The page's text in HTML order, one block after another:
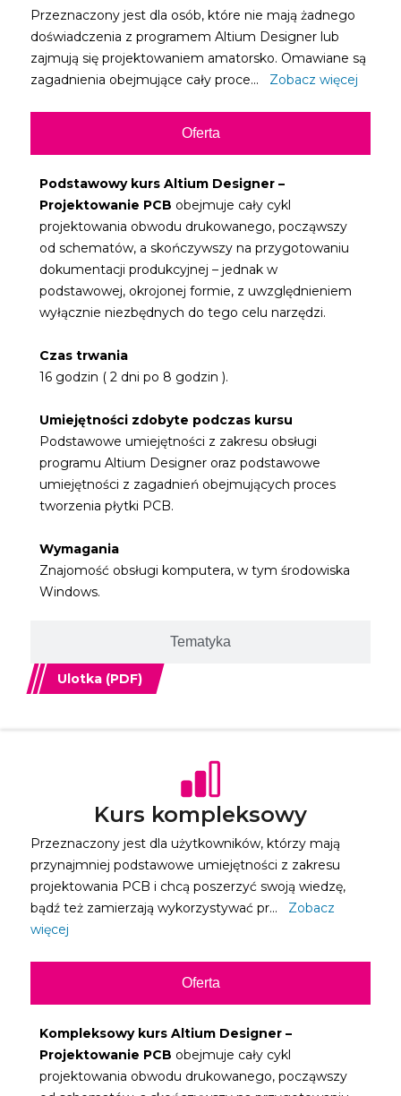
Przeznaczony jest dla osób, które nie mają żadnego
doświadczenia z programem Altium Designer lub
zajmują się projektowaniem amatorsko. Omawiane są
zagadnienia obejmujące cały proce...
Zobacz więcej
Oferta
Tematyka
Podstawowy kurs Altium Designer –
Projektowanie PCB obejmuje cały cykl
projektowania obwodu drukowanego, począwszy
od schematów, a skończywszy na przygotowaniu
dokumentacji produkcyjnej – jednak w
podstawowej, okrojonej formie, z uwzględnieniem
wyłącznie niezbędnych do tego celu narzędzi.
Czas trwania
16 godzin ( 2 dni po 8 godzin ).
Umiejętności zdobyte podczas kursu
Podstawowe umiejętności z zakresu obsługi
programu Altium Designer oraz podstawowe
umiejętności z zagadnień obejmujących proces
tworzenia płytki PCB.
Wymagania
Znajomość obsługi komputera, w tym środowiska
Windows.
Ulotka (PDF)
Kurs kompleksowy
Przeznaczony jest dla użytkowników, którzy mają
przynajmniej podstawowe umiejętności z zakresu
projektowania PCB i chcą poszerzyć swoją wiedzę,
bądź też zamierzają wykorzystywać pr...
Zobacz
więcej
Oferta
Kompleksowy kurs Altium Designer –
Projektowanie PCB obejmuje cały cykl
projektowania obwodu drukowanego, począwszy